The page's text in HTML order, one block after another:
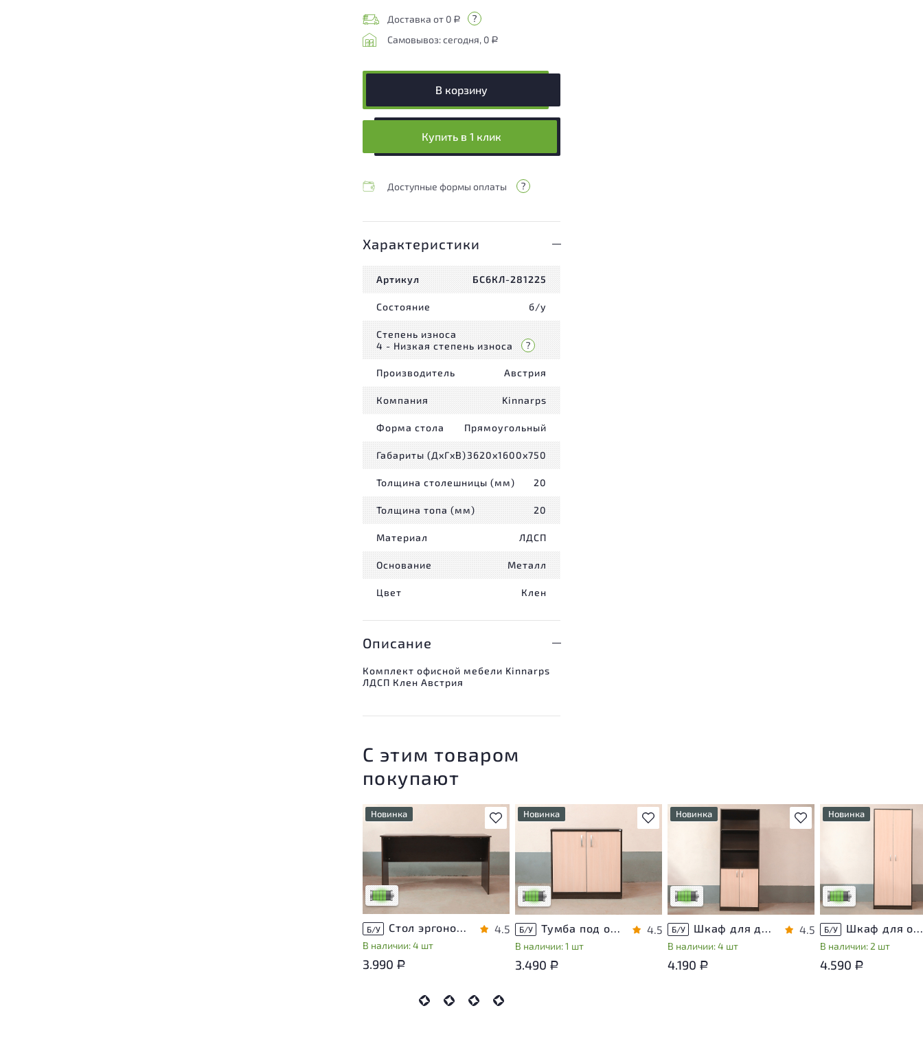
Доставка от 0 Р
Самовывоз: сегодня, 0 Р
В корзину
Купить в 1 клик
Доступные формы оплаты
Характеристики
Артикул БС6КЛ-281225
Состояние б/у
Степень износа
4 - Низкая степень износа
Производитель Австрия
Компания Kinnarps
Форма стола Прямоугольный
Габариты (ДxГxВ)3620x1600x750
Толщина столешницы (мм) 20
Толщина топа (мм) 20
Материал ЛДСП
Основание Металл
Цвет Клен
Описание
Комплект офисной мебели Kinnarps
ЛДСП Клен Австрия
С этим товаром
покупают
В избранное
Новинка
У товара присутствуют
незначительные следы
эксплуатации, не влияющие
на удобство его
использования
Низкая степень износа
Б/У Стол эргономичный ЛДСП Венге
В наличии: 4 шт
4.5
3.990 Р
В избранное
Новинка
У товара присутствуют
незначительные следы
эксплуатации, не влияющие
на удобство его
Низкая степень износа
Б/У Тумба под оргтехнику ЛДСП Венге
В наличии: 1 шт
4.5
3.490 Р
В избранное
Новинка
эксплуатации, не влияющие
использования
Низкая степень износа
Б/У Шкаф для документов ЛДСП Венге
В наличии: 4 шт
4.5
4.190 Р
Новинка
эксплуатации, не
на удобство его
Низкая степень
Б/У Шкаф для одежды ЛДСП Венге
В наличии: 2 шт
4.590 Р